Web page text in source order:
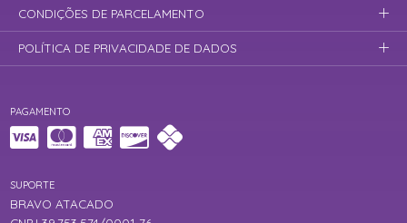
PAGAMENTO
SUPORTE
BRAVO ATACADO
CONDIÇÕES DE PARCELAMENTO
POLÍTICA DE PRIVACIDADE DE DADOS